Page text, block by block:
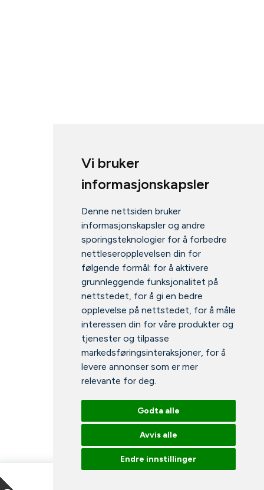
Vi bruker
informasjonskapsler
Denne nettsiden bruker
informasjonskapsler og andre
sporingsteknologier for å forbedre
nettleseropplevelsen din for
følgende formål: for å aktivere
grunnleggende funksjonalitet på
nettstedet, for å gi en bedre
opplevelse på nettstedet, for å måle
interessen din for våre produkter og
tjenester og tilpasse
markedsføringsinteraksjoner, for å
levere annonser som er mer
relevante for deg.
Godta alle
Avvis alle
Endre innstillinger